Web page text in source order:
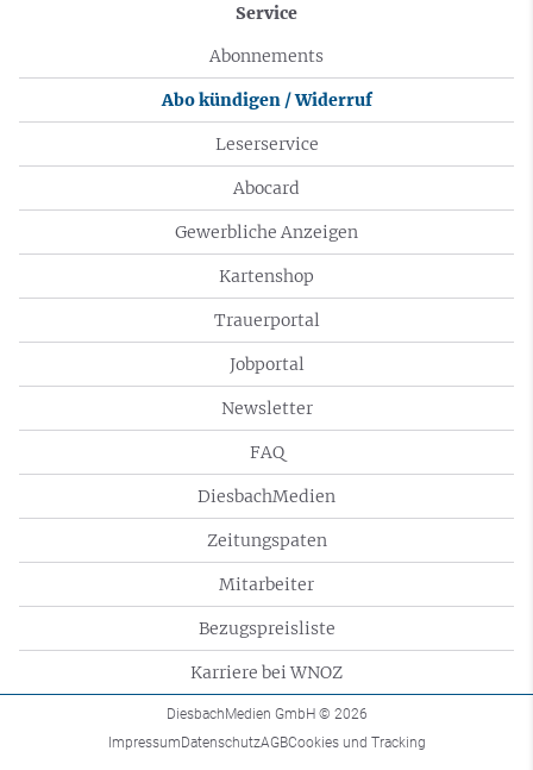
Service
Abonnements
Abo kündigen / Widerruf
Leserservice
Abocard
Gewerbliche Anzeigen
Kartenshop
Trauerportal
Jobportal
Newsletter
FAQ
DiesbachMedien
Zeitungspaten
Mitarbeiter
Bezugspreisliste
Karriere bei WNOZ
DiesbachMedien GmbH © 2026
ImpressumDatenschutzAGBCookies und Tracking